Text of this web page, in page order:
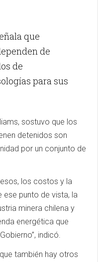
que
de
de
para sus
sostuvo que los
detenidos son
por un conjunto de
los costos y la
punto de vista, la
minera chilena y
energética que
indicó.
también hay otros